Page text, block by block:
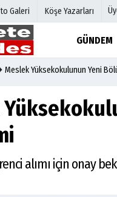
Galeri Köşe Yazarları
GÜNDEM
Hava Durumu
Anketler
Meslek Yüksekokulunun Yeni
alımı için onay